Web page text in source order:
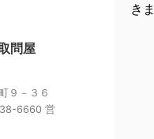
問屋
９－３６
6660 営
き